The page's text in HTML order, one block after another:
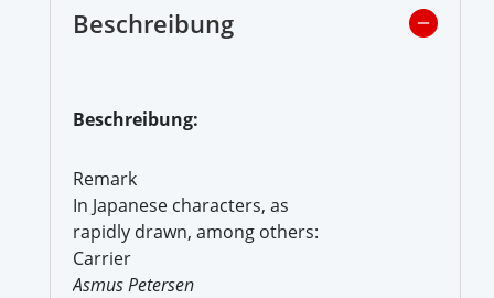
Beschreibung
Beschreibung:
Remark
In Japanese characters, as
rapidly drawn, among others:
Carrier
Asmus Petersen